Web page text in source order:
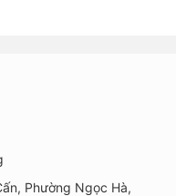
Phường Ngọc Hà,